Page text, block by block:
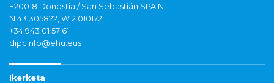
E20018 Donostia / San Sebastián SPAIN
N 43.305822, W 2.010172
+34 943 01 57 61
dipcinfo@ehu.eus
Ikerketa